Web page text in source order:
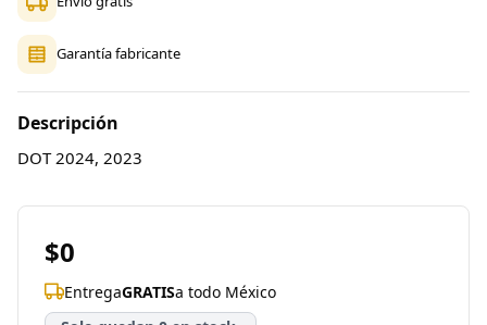
Garantía fabricante
Descripción
DOT 2024, 2023
$0
EntregaGRATISa todo México